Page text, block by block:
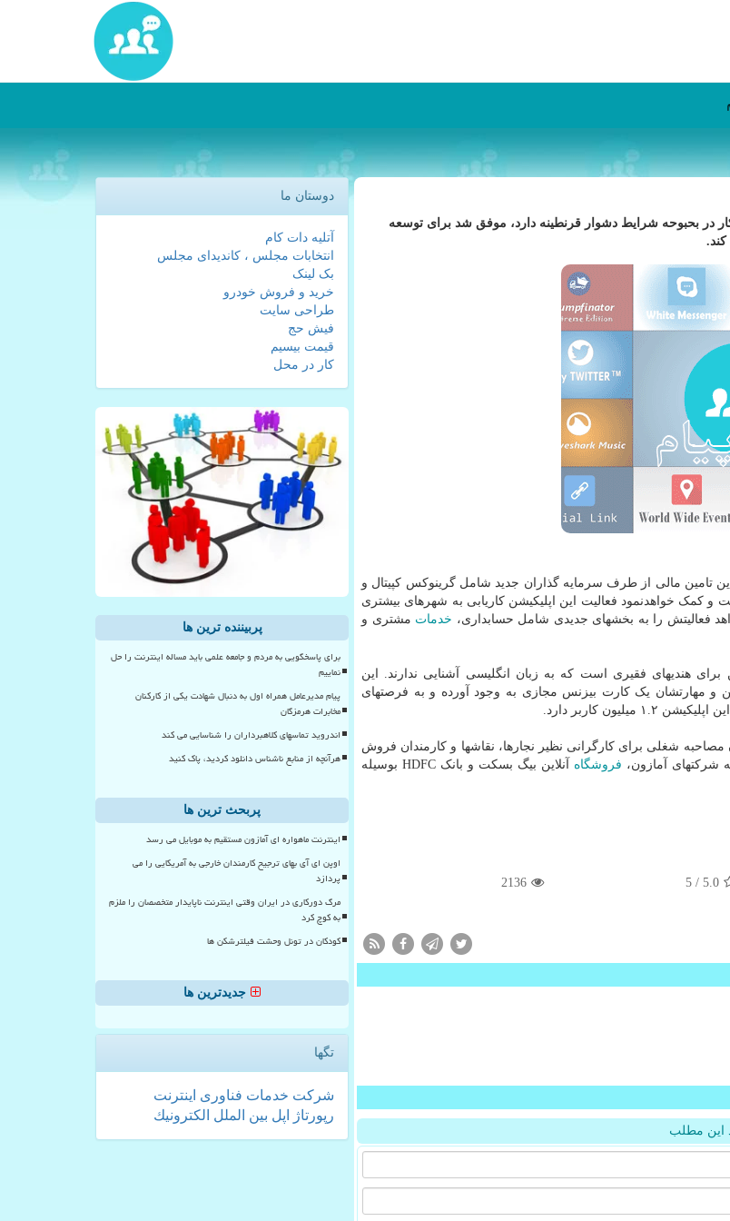
در بحبوحه شرایط دشوار قرنطینه دارد، موفق شد برای توسعه
این تامین مالی از طرف سرمایه گذاران جدید شامل گرینوکس کپیتال و
و کمک خواهدنمود فعالیت این اپلیکیشن کاریابی به شهرهای بیشتری
فعالیتش را به بخشهای جدیدی شامل حسابداری، خدمات مشتری و
هندیهای فقیری است که به زبان انگلیسی آشنایی ندارند. این
سن و مهارتشان یک کارت بیزنس مجازی به وجود آورده و به فرصتهای
کاربر دارد.
شغلی برای کارگرانی نظیر نجارها، نقاشها و کارمندان فروش
شرکتهای آمازون، فروشگاه
آنلاین بیگ بسکت و بانک HDFC بوسیله
5.0
/ 5
2136
این مطلب
دوستان ما
آتلیه دات کام
انتخابات مجلس ، کاندیدای مجلس
بک لینک
خرید و فروش خودرو
طراحی سایت
فیش حج
قیمت بیسیم
کار در محل
پربیننده ترین ها
برای پاسخگویی به مردم و جامعه علمی باید مساله اینترنت را حل
نماییم
پیام مدیرعامل همراه اول به دنبال شهادت یکی از کارکنان
مخابرات هرمزگان
اندروید تماسهای کلاهبرداران را شناسایی می کند
هرآنچه از منابع ناشناس دانلود کردید، پاک کنید
پربحث ترین ها
اینترنت ماهواره ای آمازون مستقیم به موبایل می رسد
اوپن ای آی بهای ترجیح کارمندان خارجی به آمریکایی را می
پردازد
مرگ دورکاری در ایران وقتی اینترنت ناپایدار متخصصان را ملزم
به کوچ کرد
کودکان در تونل وحشت فیلترشکن ها
جدیدترین ها
تگها
شركت خدمات فناوری اینترنت
رپورتاژ
اپل بین الملل الكترونیك